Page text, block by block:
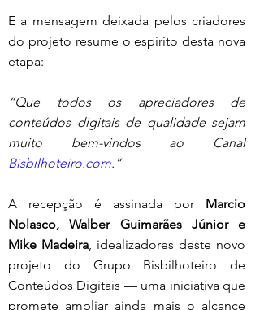
E a mensagem deixada pelos criadores
do projeto resume o espírito desta nova
etapa:
“Que todos os apreciadores de
conteúdos digitais de qualidade sejam
muito bem-vindos ao Canal
Bisbilhoteiro.com.”
A recepção é assinada por Marcio
Nolasco, Walber Guimarães Júnior e
Mike Madeira , idealizadores deste novo
projeto do Grupo Bisbilhoteiro de
Conteúdos Digitais — uma iniciativa que
promete ampliar ainda mais o alcance